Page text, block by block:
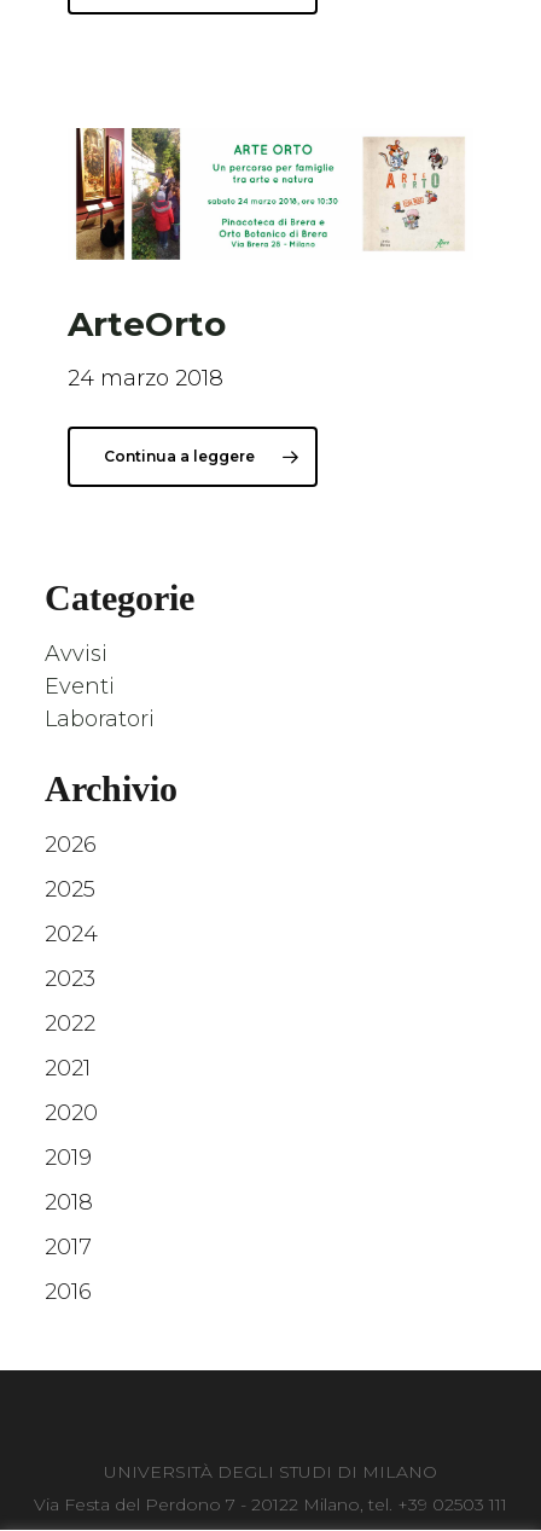
ArteOrto
24 marzo 2018
Continua a leggere
Categorie
Avvisi
Eventi
Laboratori
Archivio
2026
2025
2024
2023
2022
2021
2020
2019
2018
2017
2016
UNIVERSITÀ DEGLI STUDI DI MILANO
Via Festa del Perdono 7 - 20122 Milano, tel. +39 02503 111